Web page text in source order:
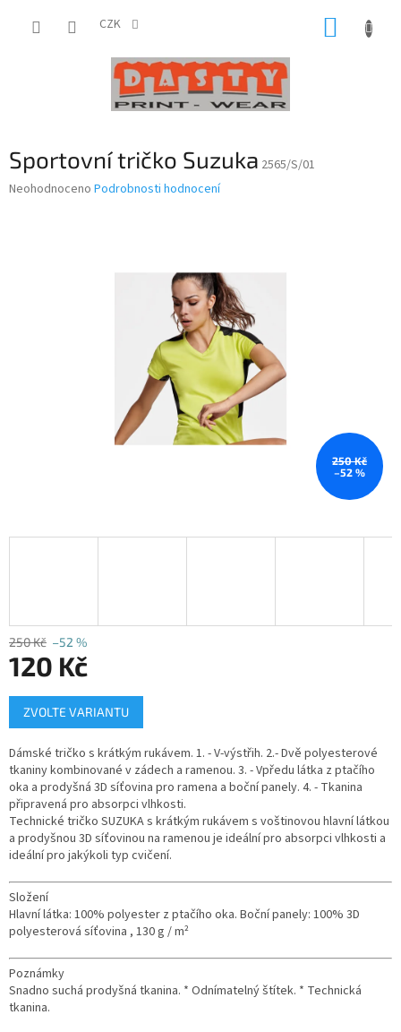
CZK
Sportovní tričko Suzuka 2565/S/01
Průměrné
Neohodnoceno Podrobnosti hodnocení
250 Kč
–52 %
250 Kč –52 %
120 Kč
Měrná
cena:
ZVOLTE VARIANTU
Dámské tričko s krátkým rukávem. 1. - V-výstřih. 2.- Dvě polyesterové
tkaniny kombinované v zádech a ramenou. 3. - Vpředu látka z ptačího
oka a prodyšná 3D síťovina pro ramena a boční panely. 4. - Tkanina
připravená pro absorpci vlhkosti.
Technické tričko SUZUKA s krátkým rukávem s voštinovou hlavní látkou
a prodyšnou 3D síťovinou na ramenou je ideální pro absorpci vlhkosti a
ideální pro jakýkoli typ cvičení.
Složení
Hlavní látka: 100% polyester z ptačího oka. Boční panely: 100% 3D
polyesterová síťovina , 130 g / m²
Poznámky
Snadno suchá prodyšná tkanina. * Odnímatelný štítek. * Technická
tkanina.